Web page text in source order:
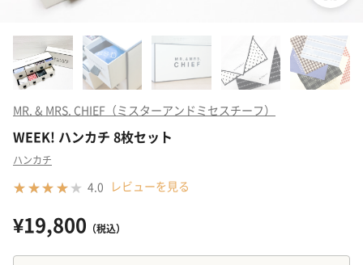
MR. & MRS. CHIEF（ミスターアンドミセスチーフ）
WEEK! ハンカチ 8枚セット
ハンカチ
4.0 レビューを見る
¥19,800 （税込）